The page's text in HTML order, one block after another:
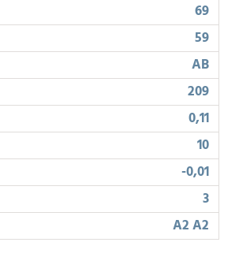
69
59
AB
209
0,11
10
-0,01
3
A2 A2